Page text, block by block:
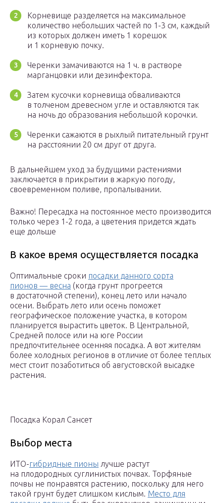
Корневище разделяется на максимальное
количество небольших частей по 1-3 см, каждый
из которых должен иметь 1 корешок
и 1 корневую почку.
Черенки замачиваются на 1 ч. в растворе
марганцовки или дезинфектора.
Затем кусочки корневища обваливаются
в толченом древесном угле и оставляются так
на ночь до образования небольшой корочки.
Черенки сажаются в рыхлый питательный грунт
на расстоянии 20 см друг от друга.
В дальнейшем уход за будущими растениями
заключается в прикрытии в жаркую погоду,
своевременном поливе, пропалывании.
Важно! Пересадка на постоянное место производится
только через 1-2 года, а цветения придется ждать
еще дольше
В какое время осуществляется посадка
Оптимальные сроки посадки данного сорта
пионов — весна (когда грунт прогреется
в достаточной степени), конец лето или начало
осени. Выбрать лето или осень поможет
географическое положение участка, в котором
планируется вырастить цветок. В Центральной,
Средней полосе или на юге России
предпочтительнее осенняя посадка. А вот жителям
более холодных регионов в отличие от более теплых
мест стоит позаботиться об августовской высадке
растения.
Посадка Корал Сансет
Выбор места
ИТО-гибридные пионы лучше растут
на плодородных суглинистых почвах. Торфяные
почвы не понравятся растению, поскольку для него
такой грунт будет слишком кислым. Место для